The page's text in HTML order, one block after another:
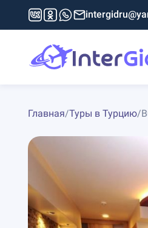
Главная/Туры в Турцию/